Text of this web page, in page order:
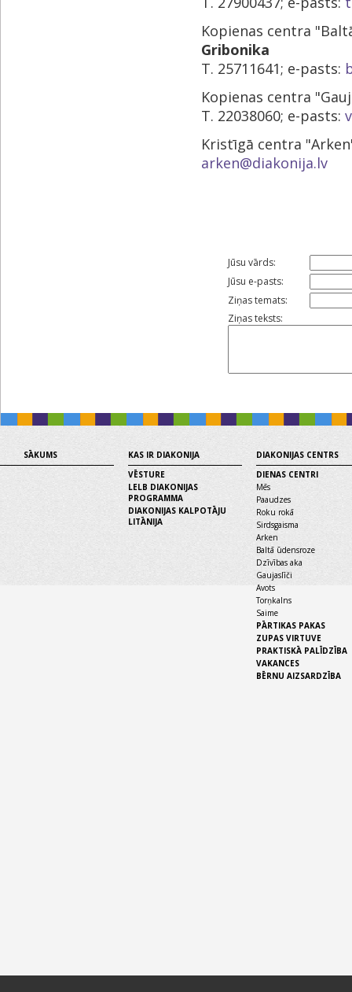
Kopienas centra
Gribonika
T. 25711641; e-pasts:
Kopienas centra
T. 22038060; e-pasts:
Kristīgā centra
arken@diakonija.lv
Jūsu vārds:
Jūsu e-pasts:
Ziņas temats:
Ziņas teksts:
SĀKUMS
KAS IR DIAKONIJA
VĒSTURE
LELB DIAKONIJAS
PROGRAMMA
DIAKONIJAS KALPOTĀJU
LITĀNIJA
DIAKONIJAS CENTRS
DIENAS CENTRI
Mēs
Paaudzes
Roku rokā
Sirdsgaisma
Arken
Baltā ūdensroze
Dzīvības aka
Gaujaslīči
Avots
Torņkalns
Saime
PĀRTIKAS PAKAS
ZUPAS VIRTUVE
PRAKTISKĀ PALĪDZĪBA
VAKANCES
BĒRNU AIZSARDZĪBA